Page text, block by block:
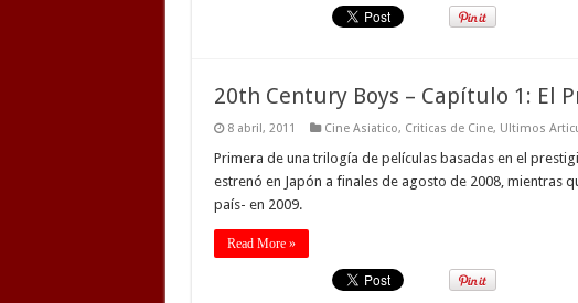
20th Century Boys – Capítulo 1: El
8 abril, 2011 Cine Asiatico, Criticas de Cine, Ultimos
Primera de una trilogía de películas basadas en el
estrenó en Japón a finales de agosto de 2008, mientras
país- en 2009.
Read More »